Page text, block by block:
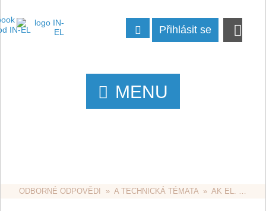
Přihlásit se
MENU
ODBORNÉ ODPOVĚDI
  »
A TECHNICKÁ TÉMATA
  »
AK EL. ZAŘÍZENÍ VE ZDRAVOTNICTVÍ